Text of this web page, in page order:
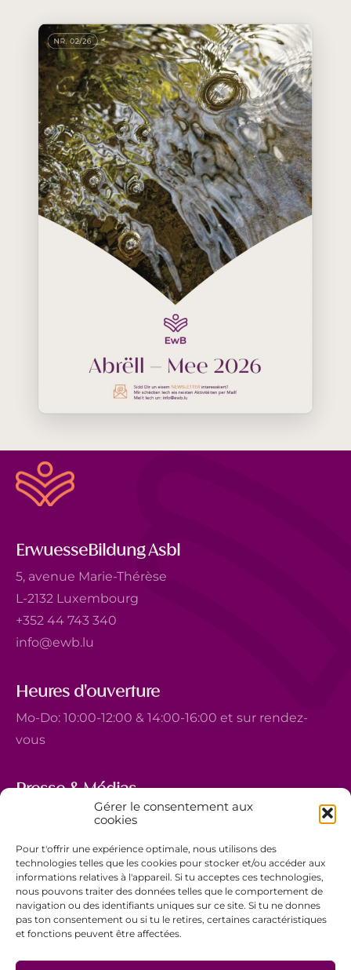
Gérer le consentement aux
cookies
Pour t'offrir une expérience optimale, nous utilisons des
technologies telles que les cookies pour stocker et/ou accéder aux
informations relatives à l'appareil. Si tu acceptes ces technologies,
nous pouvons traiter des données telles que le comportement de
navigation ou des identifiants uniques sur ce site. Si tu ne donnes
pas ton consentement ou si tu le retires, certaines caractéristiques
et fonctions peuvent être affectées.
ErwuesseBildung Asbl
5, avenue Marie-Thérèse
L-2132 Luxembourg
+352 44 743 340
info@ewb.lu
Heures d'ouverture
Mo-Do: 10:00-12:00 & 14:00-16:00 et sur rendez-
vous
Presse & Médias
5, avenue Marie-Thérèse
+352 44 743 340
comm@ewb.lu
Faire un don